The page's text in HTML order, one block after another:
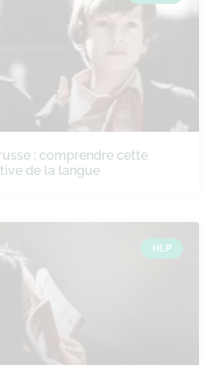
: comprendre cette
de la langue
HLP